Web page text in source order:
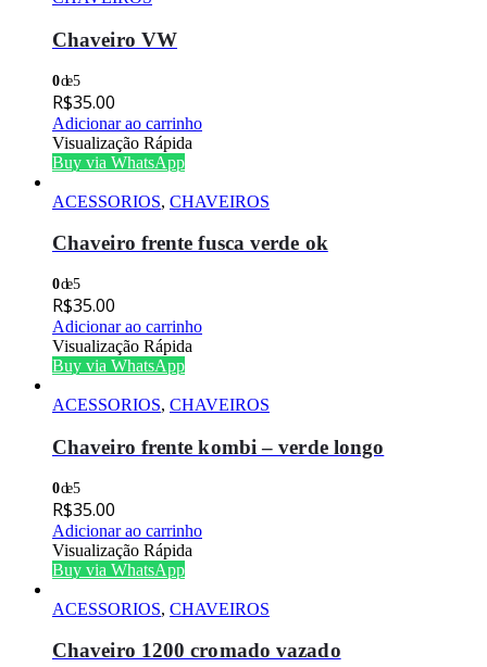
Chaveiro VW
0de 5
R$35.00
Adicionar ao carrinho
Visualização Rápida
Buy via WhatsApp
ACESSORIOS, CHAVEIROS
Chaveiro frente fusca verde ok
0de 5
R$35.00
Adicionar ao carrinho
Visualização Rápida
Buy via WhatsApp
ACESSORIOS, CHAVEIROS
Chaveiro frente kombi – verde longo
0de 5
R$35.00
Adicionar ao carrinho
Visualização Rápida
Buy via WhatsApp
ACESSORIOS, CHAVEIROS
Chaveiro 1200 cromado vazado